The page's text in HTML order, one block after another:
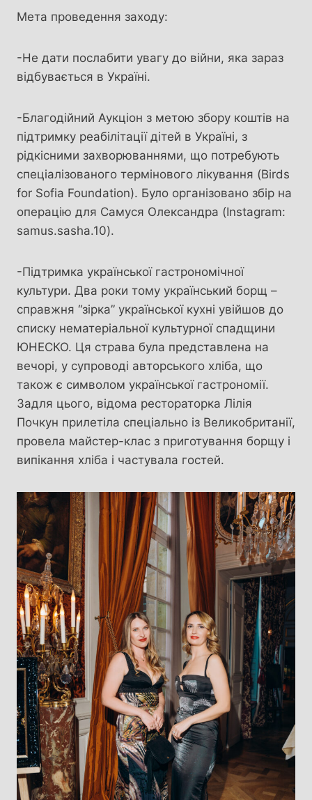
Мета проведення заходу:
-Не дати послабити увагу до війни, яка зараз
відбувається в Україні.
-Благодійний Аукціон з метою збору коштів на
підтримку реабілітації дітей в Україні, з
рідкісними захворюваннями, що потребують
спеціалізованого термінового лікування (Birds
for Sofia Foundation). Було організовано збір на
операцію для Самуся Олександра (Instagram:
samus.sasha.10).
-Підтримка української гастрономічної
культури. Два роки тому український борщ –
справжня “зірка” української кухні увійшов до
списку нематеріальної культурної спадщини
ЮНЕСКО. Ця страва була представлена на
вечорі, у супроводі авторського хліба, що
також є символом української гастрономії.
Задля цього, відома рестораторка Лілія
Почкун прилетіла спеціально із Великобританії,
провела майстер-клас з приготування борщу і
випікання хліба і частувала гостей.